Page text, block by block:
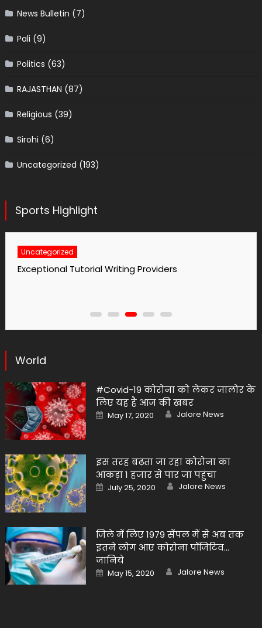
News Bulletin (7)
Pali (9)
Politics (63)
RAJASTHAN (87)
Religious (39)
Sirohi (6)
Uncategorized (193)
Sports Highlight
Uncategorized
Exceptional Tutorial Writing Providers
World
#Covid-19 कोरोना को लेकर जालोर के
लिए यह है आज की खबर
Posted
on
May 17, 2020 Author
Jalore News
इस तरह बढ़ता जा रहा कोरोना का
आंकड़ा 1 हजार से पार जा पहुंचा
Posted
on
July 25, 2020 Author
Jalore News
जिले में लिए 1979 सेंपल में से अब तक
इतने लोग आए कोरोना पॉजिटिव…
जानिये
Posted
on
May 15, 2020 Author
Jalore News